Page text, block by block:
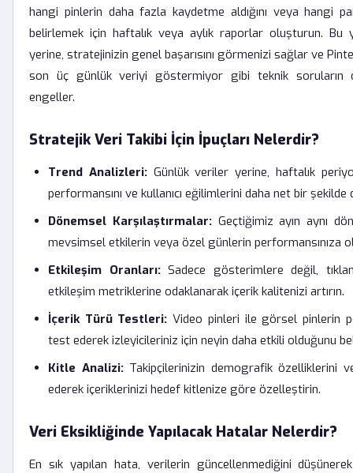
hangi pinlerin daha fazla kaydetme aldığını veya hangi
belirlemek için haftalık veya aylık raporlar oluşturun. Bu
yerine, stratejinizin genel başarısını görmenizi sağlar ve
son üç günlük veriyi göstermiyor gibi teknik soruların
engeller.
Stratejik Veri Takibi İçin İpuçları Nelerdir?
Trend Analizleri:Günlük veriler yerine, haftalık
performansını ve kullanıcı eğilimlerini daha net bir
Dönemsel Karşılaştırmalar:Geçtiğimiz ayın aynı
mevsimsel etkilerin veya özel günlerin performansınıza
Etkileşim Oranları:Sadece gösterimlere değil,
etkileşim metriklerine odaklanarak içerik kalitenizi artırın.
İçerik Türü Testleri: Video pinleri ile görsel pinlerin
test ederek izleyicileriniz için neyin daha etkili olduğunu
Kitle Analizi:Takipçilerinizin demografik özelliklerini
ederek içeriklerinizi hedef kitlenize göre özelleştirin.
Veri Eksikliğinde Yapılacak Hatalar Nelerdir?
En sık yapılan hata, verilerin güncellenmediğini